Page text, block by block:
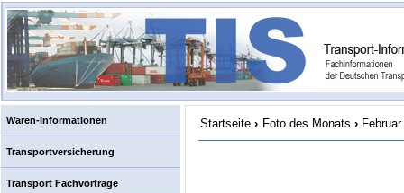
Waren-Informationen
Transportversicherung
Transport Fachvorträge
Startseite › Foto des Monats ›